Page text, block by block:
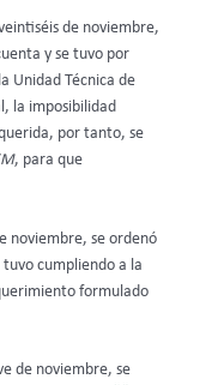
de noviembre,
y se tuvo por
Unidad Técnica de
la imposibilidad
por tanto, se
, para que
noviembre, se ordenó
tuvo cumpliendo a la
formulado
de noviembre, se